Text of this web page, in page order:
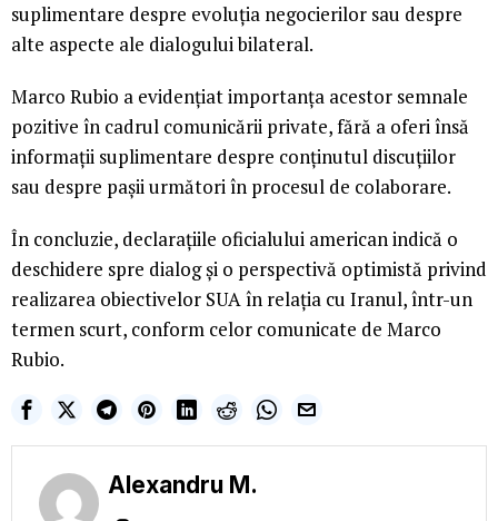
suplimentare despre evoluția negocierilor sau despre
alte aspecte ale dialogului bilateral.
Marco Rubio a evidențiat importanța acestor semnale
pozitive în cadrul comunicării private, fără a oferi însă
informații suplimentare despre conținutul discuțiilor
sau despre pașii următori în procesul de colaborare.
În concluzie, declarațiile oficialului american indică o
deschidere spre dialog și o perspectivă optimistă privind
realizarea obiectivelor SUA în relația cu Iranul, într-un
termen scurt, conform celor comunicate de Marco
Rubio.
Alexandru M.